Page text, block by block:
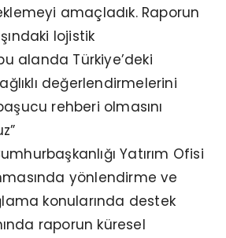
amaçladık. Raporun
lojistik
bu alanda Türkiye’deki
değerlendirmelerini
rehberi olmasını
Yatırım Ofisi
yönlendirme ve
konularında destek
raporun küresel